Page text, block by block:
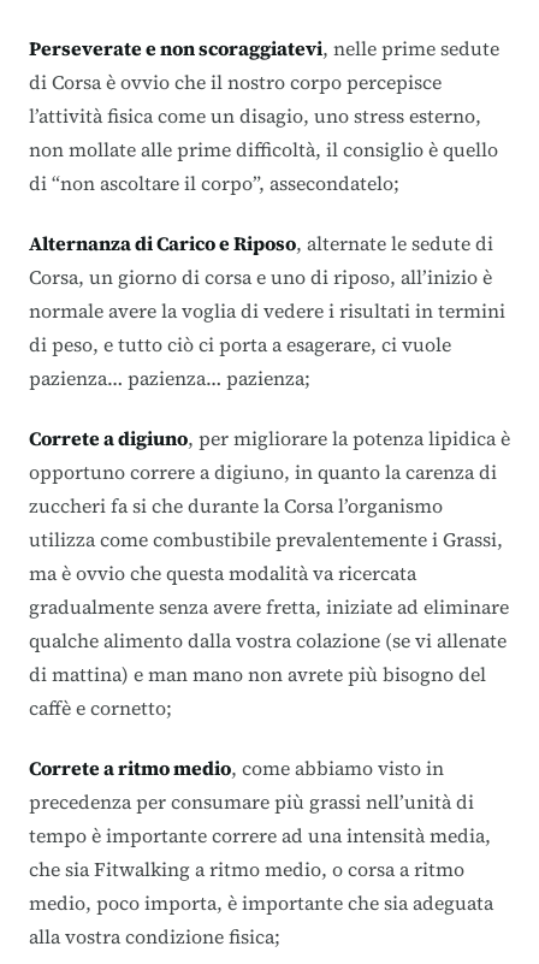
Perseverate e non scoraggiatevi, nelle prime sedute
di Corsa è ovvio che il nostro corpo percepisce
l’attività fisica come un disagio, uno stress esterno,
non mollate alle prime difficoltà, il consiglio è quello
di “non ascoltare il corpo”, assecondatelo;
Alternanza di Carico e Riposo, alternate le sedute di
Corsa, un giorno di corsa e uno di riposo, all’inizio è
normale avere la voglia di vedere i risultati in termini
di peso, e tutto ciò ci porta a esagerare, ci vuole
pazienza… pazienza… pazienza;
Correte a digiuno, per migliorare la potenza lipidica è
opportuno correre a digiuno, in quanto la carenza di
zuccheri fa si che durante la Corsa l’organismo
utilizza come combustibile prevalentemente i Grassi,
ma è ovvio che questa modalità va ricercata
gradualmente senza avere fretta, iniziate ad eliminare
qualche alimento dalla vostra colazione (se vi allenate
di mattina) e man mano non avrete più bisogno del
caffè e cornetto;
Correte a ritmo medio, come abbiamo visto in
precedenza per consumare più grassi nell’unità di
tempo è importante correre ad una intensità media,
che sia Fitwalking a ritmo medio, o corsa a ritmo
medio, poco importa, è importante che sia adeguata
alla vostra condizione fisica;